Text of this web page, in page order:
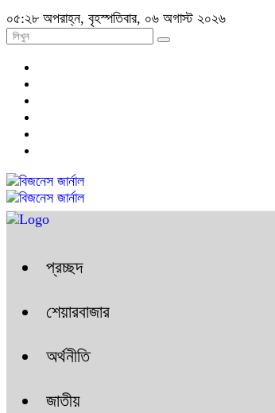
০৫:২৮ অপরাহ্ন, বৃহস্পতিবার, ০৬ অগাস্ট ২০২৬
প্রচ্ছদ
শেয়ারবাজার
অর্থনীতি
জাতীয়